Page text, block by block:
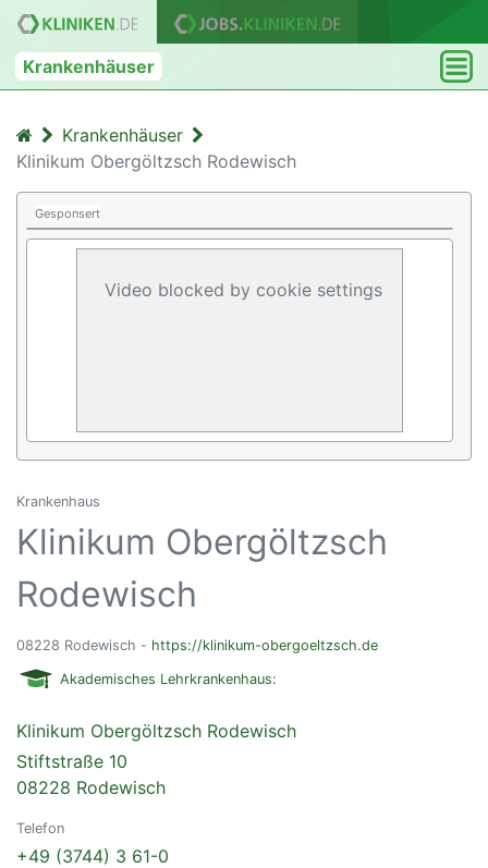
Krankenhäuser
Krankenhäuser
Klinikum Obergöltzsch Rodewisch
Gesponsert
Video blocked by cookie settings
Krankenhaus
Klinikum Obergöltzsch
Rodewisch
08228 Rodewisch - https://klinikum-obergoeltzsch.de
Akademisches Lehrkrankenhaus:
Klinikum Obergöltzsch Rodewisch
Stiftstraße 10
08228 Rodewisch
Telefon
+49 (3744) 3 61-0